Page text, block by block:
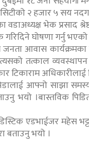
२ हजार ५ सय नदग
वडाअध्यक्ष भेक प्रसाद
घोषणा गर्नु भएको
आवास
तत्काल व्यवस्थापन
टिकाराम
पिडालाई आफ्नो
भयो ।बास्तविक
एडभाईजर महेस
बताउनु भयो ।